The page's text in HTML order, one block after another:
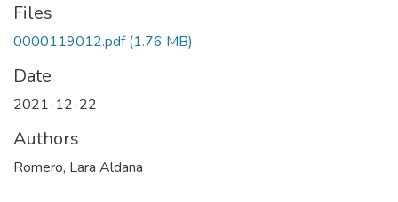
Files
0000119012.pdf (1.76 MB)
Date
2021-12-22
Authors
Romero, Lara Aldana